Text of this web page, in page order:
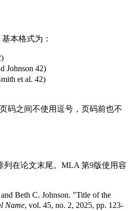
本格式为：
Johnson 42)
et al. 42)
码之间不使用逗号，页码前也不
列在论文末尾。MLA 第9版使用容
Beth C. Johnson. "Title of the
Name, vol. 45, no. 2, 2025, pp. 123-